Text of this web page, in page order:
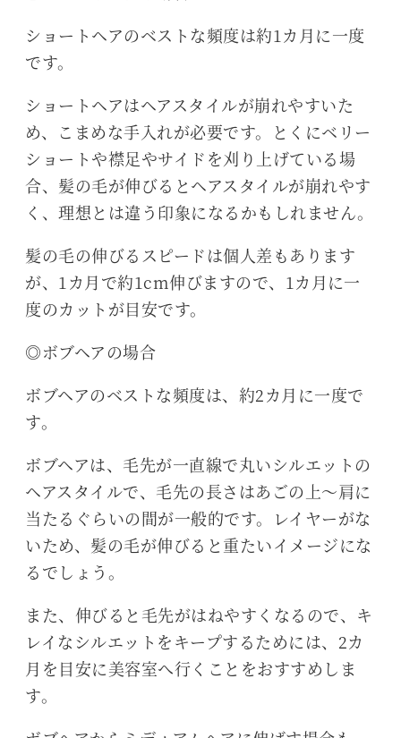
ショートヘアのベストな頻度は約1カ月に一度
です。
ショートヘアはヘアスタイルが崩れやすいた
め、こまめな手入れが必要です。とくにベリー
ショートや襟足やサイドを刈り上げている場
合、髪の毛が伸びるとヘアスタイルが崩れやす
く、理想とは違う印象になるかもしれません。
髪の毛の伸びるスピードは個人差もあります
が、1カ月で約1cm伸びますので、1カ月に一
度のカットが目安です。
◎ボブヘアの場合
ボブヘアのベストな頻度は、約2カ月に一度で
す。
ボブヘアは、毛先が一直線で丸いシルエットの
ヘアスタイルで、毛先の長さはあごの上～肩に
当たるぐらいの間が一般的です。レイヤーがな
いため、髪の毛が伸びると重たいイメージにな
るでしょう。
また、伸びると毛先がはねやすくなるので、キ
レイなシルエットをキープするためには、2カ
月を目安に美容室へ行くことをおすすめしま
す。